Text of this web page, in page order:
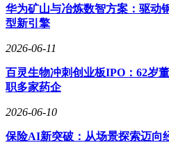
华为矿山与冶炼数智方案：驱动
型新引擎
2026-06-11
百灵生物冲刺创业板IPO：62岁
职多家药企
2026-06-10
保险AI新突破：从场景探索迈向